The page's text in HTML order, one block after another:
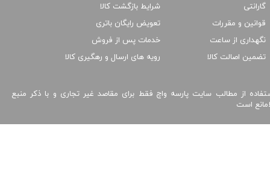
از مطالب سایت پارسه واچ فقط برای مقاصد غیر تجاری و با ذکر منبع
است
گارانتی
قوانین و مقررات
نگهداری از ساعت
تضمین اصالت کالا
شرایط بازگشت کالا
تعویض رایگان باتری
خدمات پس از فروش
رویه های ارسال و رهگیری کالا